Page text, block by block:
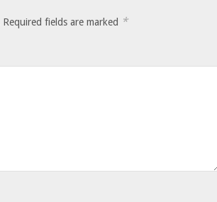
Required fields are marked *